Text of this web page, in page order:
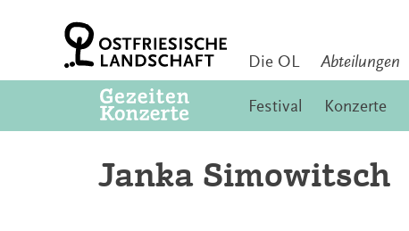
Die OL Abteilungen
Festival Konzerte
Janka Simowitsch